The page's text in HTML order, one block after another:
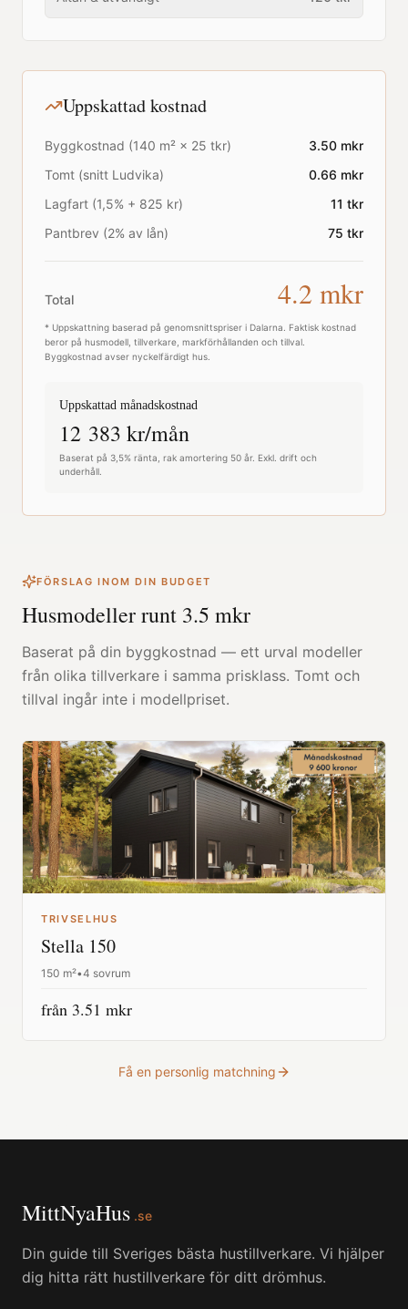
Uppskattad kostnad
Byggkostnad (140 m² × 25 tkr) 3.50 mkr
Tomt (snitt Ludvika) 0.66 mkr
Lagfart (1,5% + 825 kr)
11 tkr
Pantbrev (2% av lån)
75 tkr
Total 4.2 mkr
* Uppskattning baserad på genomsnittspriser i Dalarna . Faktisk kostnad
beror på husmodell, tillverkare, markförhållanden och tillval.
Byggkostnad avser nyckelfärdigt hus.
Uppskattad månadskostnad
12 383 kr/mån
Baserat på 3,5% ränta, rak amortering 50 år. Exkl. drift och
underhåll.
FÖRSLAG INOM DIN BUDGET
Husmodeller runt 3.5 mkr
Baserat på din byggkostnad — ett urval modeller
från olika tillverkare i samma prisklass. Tomt och
tillval ingår inte i modellpriset.
TRIVSELHUS
Stella 150
150 m²•4 sovrum
från 3.51 mkr
Få en personlig matchning
MittNyaHus .se
Din guide till Sveriges bästa hustillverkare. Vi hjälper
dig hitta rätt hustillverkare för ditt drömhus.